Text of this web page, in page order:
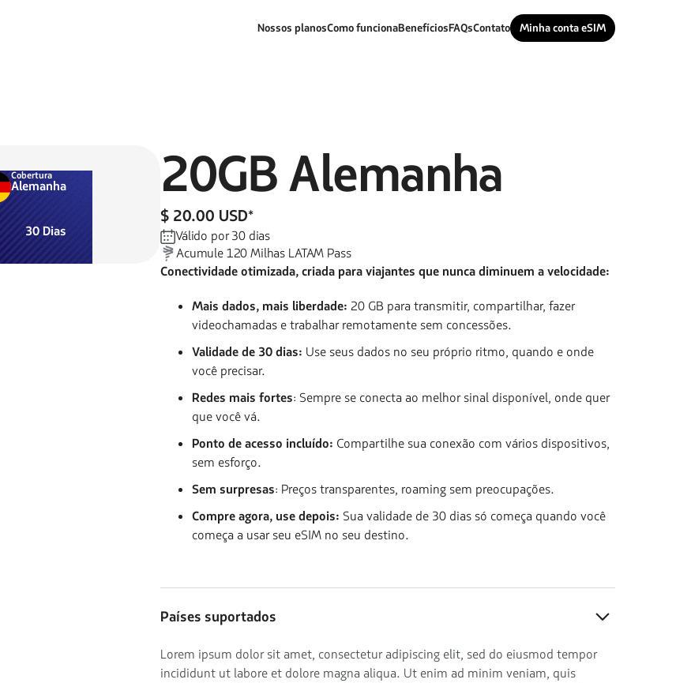
Nossos planosComo funcionaBenefíciosFAQsContato Minha conta eSIM
Cobertura
Alemanha
30Dias
20GBAlemanha
$ 20.00 USD*
Válido por30dias
Acumule120Milhas LATAM Pass
Conectividade otimizada, criada para viajantes que nunca diminuem a velocidade:
Mais dados, mais liberdade: 20 GB para transmitir, compartilhar, fazer
videochamadas e trabalhar remotamente sem concessões.
Validade de 30 dias: Use seus dados no seu próprio ritmo, quando e onde
você precisar.
Redes mais fortes: Sempre se conecta ao melhor sinal disponível, onde quer
que você vá.
Ponto de acesso incluído: Compartilhe sua conexão com vários dispositivos,
sem esforço.
Sem surpresas: Preços transparentes, roaming sem preocupações.
Compre agora, use depois: Sua validade de 30 dias só começa quando você
começa a usar seu eSIM no seu destino.
Países suportados
Lorem ipsum dolor sit amet, consectetur adipiscing elit, sed do eiusmod tempor
incididunt ut labore et dolore magna aliqua. Ut enim ad minim veniam, quis